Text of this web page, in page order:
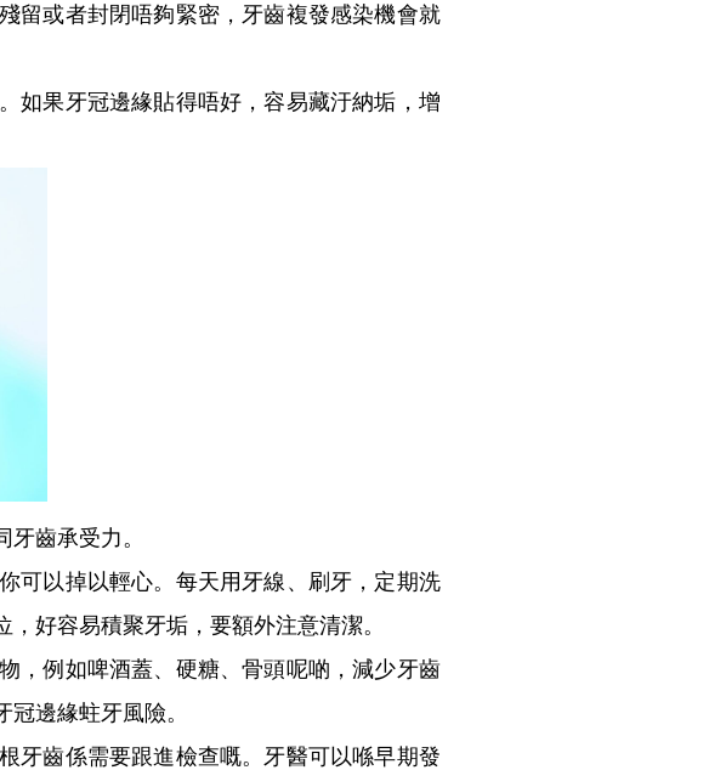
留或者封閉唔夠緊密，牙齒複發感染機會就
果牙冠邊緣貼得唔好，容易藏汙納垢，增
齒承受力。
以掉以輕心。每天用牙線、刷牙，定期洗
好容易積聚牙垢，要額外注意清潔。
例如啤酒蓋、硬糖、骨頭呢啲，減少牙齒
邊緣蛀牙風險。
齒係需要跟進檢查嘅。牙醫可以喺早期發